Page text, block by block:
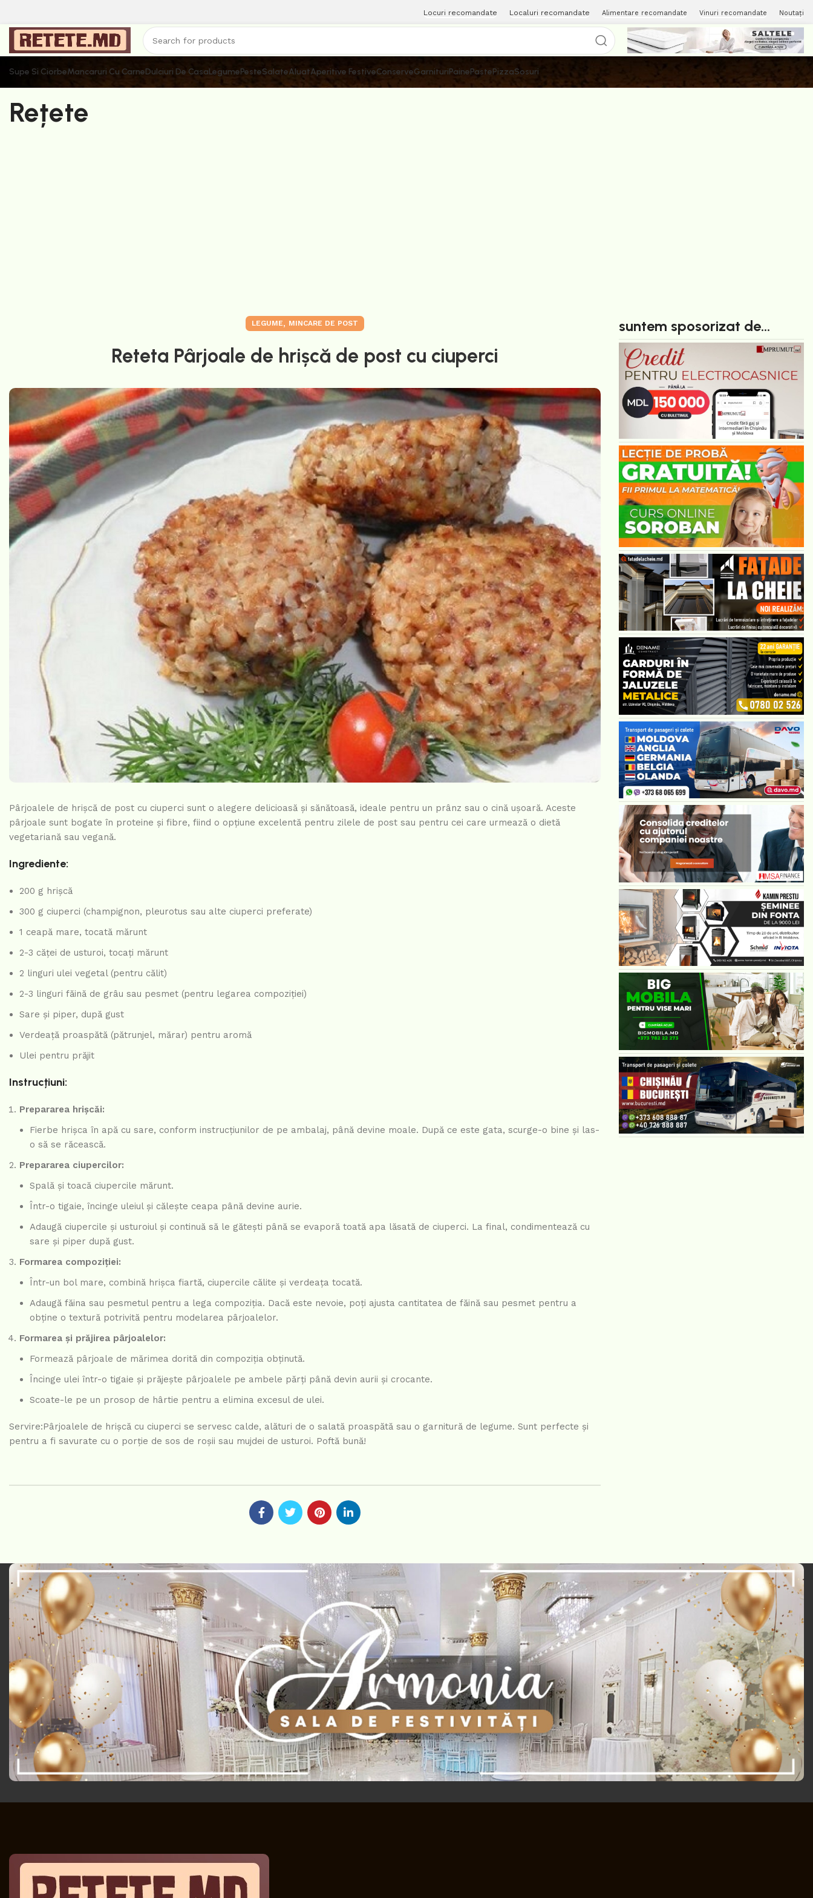
Locuri recomandate Localuri recomandate Alimentare recomandate Vinuri recomandate Noutați
Supe Si CiorbeMancaruri Cu CarneDulciuri De CasaLegumePesteSalateAluatAperitive FestiveConserveGarnituriPainePastePizzaSosuri
Rețete
LEGUME, MINCARE DE POST
Reteta Pârjoale de hrișcă de post cu ciuperci
Pârjoalele de hrișcă de post cu ciuperci sunt o alegere delicioasă și sănătoasă, ideale pentru un prânz sau o cină ușoară. Aceste
pârjoale sunt bogate în proteine și fibre, fiind o opțiune excelentă pentru zilele de post sau pentru cei care urmează o dietă
vegetariană sau vegană.
Ingrediente:
200 g hrișcă
300 g ciuperci (champignon, pleurotus sau alte ciuperci preferate)
1 ceapă mare, tocată mărunt
2-3 căței de usturoi, tocați mărunt
2 linguri ulei vegetal (pentru călit)
2-3 linguri făină de grâu sau pesmet (pentru legarea compoziției)
Sare și piper, după gust
Verdeață proaspătă (pătrunjel, mărar) pentru aromă
Ulei pentru prăjit
Instrucțiuni:
Prepararea hrișcăi:
Fierbe hrișca în apă cu sare, conform instrucțiunilor de pe ambalaj, până devine moale. După ce este gata, scurge-o bine și las-
o să se răcească.
Prepararea ciupercilor:
Spală și toacă ciupercile mărunt.
Într-o tigaie, încinge uleiul și călește ceapa până devine aurie.
Adaugă ciupercile și usturoiul și continuă să le gătești până se evaporă toată apa lăsată de ciuperci. La final, condimentează cu
sare și piper după gust.
Formarea compoziției:
Într-un bol mare, combină hrișca fiartă, ciupercile călite și verdeața tocată.
Adaugă făina sau pesmetul pentru a lega compoziția. Dacă este nevoie, poți ajusta cantitatea de făină sau pesmet pentru a
obține o textură potrivită pentru modelarea pârjoalelor.
Formarea și prăjirea pârjoalelor:
Formează pârjoale de mărimea dorită din compoziția obținută.
Încinge ulei într-o tigaie și prăjește pârjoalele pe ambele părți până devin aurii și crocante.
Scoate-le pe un prosop de hârtie pentru a elimina excesul de ulei.
Servire:Pârjoalele de hrișcă cu ciuperci se servesc calde, alături de o salată proaspătă sau o garnitură de legume. Sunt perfecte și
pentru a fi savurate cu o porție de sos de roșii sau mujdei de usturoi. Poftă bună!
suntem sposorizat de...